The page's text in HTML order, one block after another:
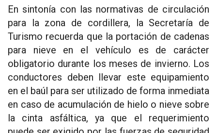
En sintonía con las normativas de circulación
para la zona de cordillera, la Secretaría de
Turismo recuerda que la portación de cadenas
para nieve en el vehículo es de carácter
obligatorio durante los meses de invierno. Los
conductores deben llevar este equipamiento
en el baúl para ser utilizado de forma inmediata
en caso de acumulación de hielo o nieve sobre
la cinta asfáltica, ya que el requerimiento